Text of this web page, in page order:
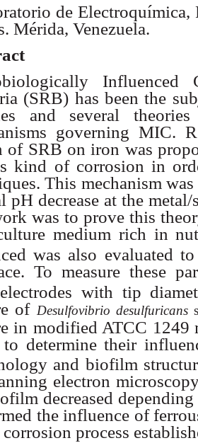
de Electroquímica,
Mérida, Venezuela.
Influenced
(SRB) has been the
and several
governing MIC.
of SRB on iron was
kind of corrosion in
This mechanism
pH decrease at the
was to prove this
medium rich in
was also evaluated
To measure these
with tip
of Desulfovibrio desulfuricans
in modified ATCC
to determine their
and biofilm
electron
decreased
the influence of
process